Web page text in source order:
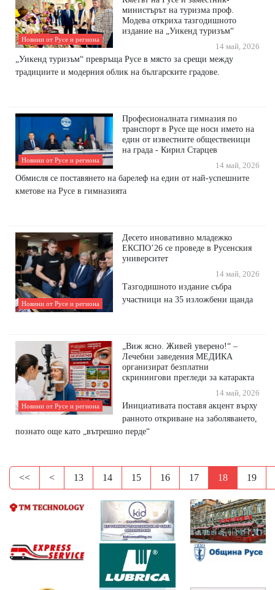
Новини от Русе и региона
министърът на туризма проф.
Модева откриха тазгодишното
издание на „Уикенд туризъм“
14 май, 2026
„Уикенд туризъм“ превръща Русе в място за срещи между
традициите и модерния облик на българските градове.
Новини от Русе и региона
Професионалната гимназия по
транспорт в Русе ще носи името на
един от известните общественици
на града - Кирил Старцев
14 май, 2026
Обмисля се поставянето на барелеф на един от най-успешните
кметове на Русе в гимназията
Новини от Русе и региона
Десето иновативно младежко
ЕКСПО’26 се проведе в Русенския
университет
14 май, 2026
Тазгодишното издание събра
участници на 35 изложбени щанда
Новини от Русе и региона
„Виж ясно. Живей уверено!“ –
Лечебни заведения МЕДИКА
организират безплатни
скринингови прегледи за катаракта
14 май, 2026
Инициативата поставя акцент върху
ранното откриване на заболяването,
познато още като „вътрешно перде“
<< < 13 14 15 16 17 18 19